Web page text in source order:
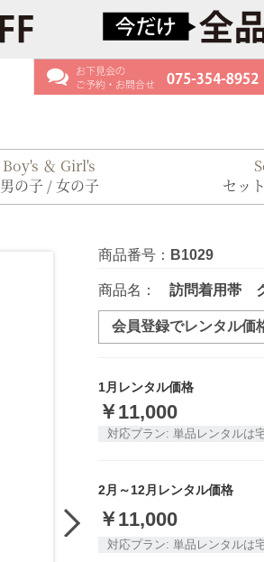
Boy's ＆ Girl's
男の子 / 女の子
セッ
商品番号： B1029
商品名： 訪問着用帯
会員登録でレンタル価
1月レンタル価格
￥11,000
対応プラン: 単品レンタルは
2月～12月レンタル価格
￥11,000
対応プラン: 単品レンタルは